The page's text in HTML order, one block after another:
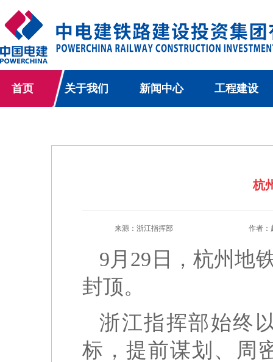
首页 关于我们 新闻中心 工程建设
杭
来源：浙江指挥部 作者：
9月29日，杭州地
封顶。
浙江指挥部始终
标，提前谋划、周